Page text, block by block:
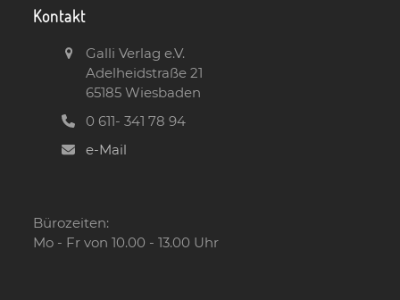
Kontakt
Galli Verlag e.V.
Adelheidstraße 21
65185 Wiesbaden
0 611- 341 78 94
e-Mail
Bürozeiten:
Mo - Fr von 10.00 - 13.00 Uhr